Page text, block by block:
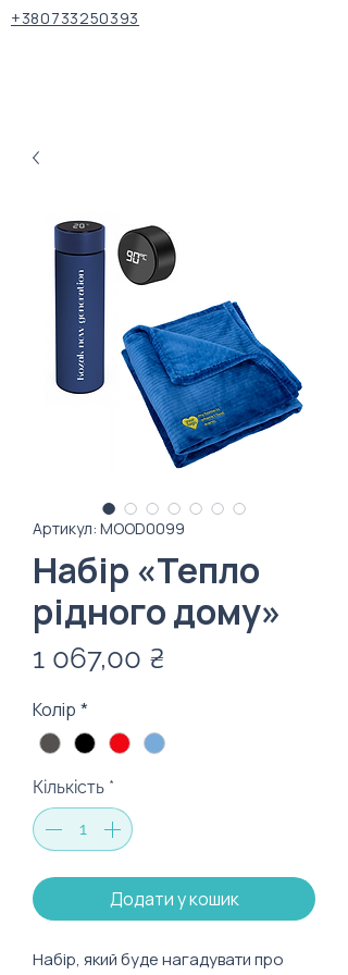
+380733250393
Артикул: MOOD0099
Набір «Тепло
рідного дому»
1 067,00 ₴
Колір *
Кількість *
Додати у кошик
Набір, який буде нагадувати про